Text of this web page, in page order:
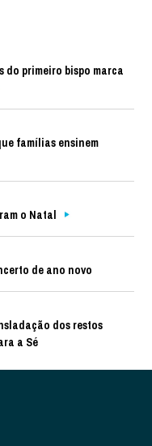
primeiro bispo marca
famílias ensinem
o Natal
de ano novo
dos restos
a Sé